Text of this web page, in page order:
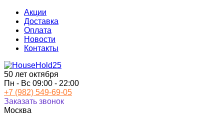
Акции
Доставка
Оплата
Новости
Контакты
50 лет октября
Пн - Вс 09:00 - 22:00
+7 (982) 549-69-05
Заказать звонок
Москва